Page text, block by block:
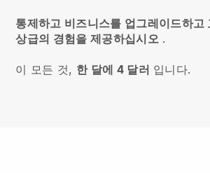
통제하고 비즈니스를 업그레이드하고
상급의 경험을 제공하십시오.
이 모든 것, 한 달에 4 달러 입니다.